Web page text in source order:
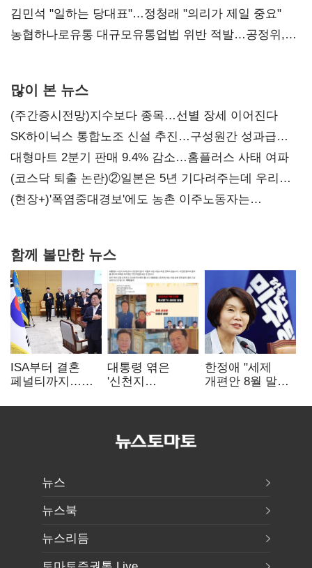
통감"
김민석 "일하는 당대표"…정청래 "의리가 제일 중요"
농협하나로유통 대규모유통업법 위반 적발…공정위,
많이 본 뉴스
(주간증시전망)지수보다 종목…선별 장세 이어진다
SK하이닉스 통합노조 신설 추진…구성원간 성과급
불만 확산
대형마트 2분기 판매 9.4% 감소…홈플러스 사태 여파
(코스닥 퇴출 논란)②일본은 5년 기다려주는데 우리는
당장 퇴출?…시간만으론 부족한 코스닥 구하기
(현장+)'폭염중대경보'에도 농촌 이주노동자는
함께 볼만한 뉴스
ISA부터 결혼
페널티까지…
하락에 '청년
대통령 엮은
'신천지
"선 넘었다" 격앙
한정애 "세제
개편안 8월 말
공급도 논의"
뉴스
뉴스북
뉴스리듬